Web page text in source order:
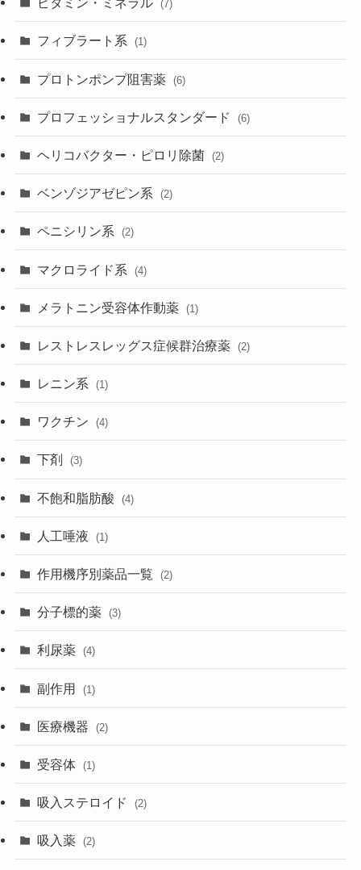
(7)
フィブラート系 (1)
プロトンポンプ阻害薬 (6)
プロフェッショナルスタンダード (6)
ヘリコバクター・ピロリ除菌 (2)
ベンゾジアゼピン系 (2)
ペニシリン系 (2)
マクロライド系 (4)
メラトニン受容体作動薬 (1)
レストレスレッグス症候群治療薬 (2)
レニン系 (1)
ワクチン (4)
下剤 (3)
不飽和脂肪酸 (4)
人工唾液 (1)
作用機序別薬品一覧 (2)
分子標的薬 (3)
利尿薬 (4)
副作用 (1)
医療機器 (2)
受容体 (1)
吸入ステロイド (2)
吸入薬 (2)